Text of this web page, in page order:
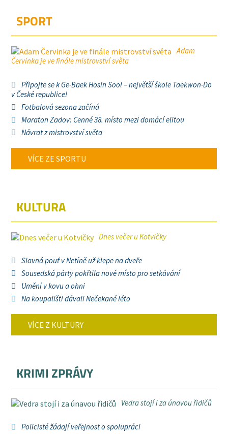
SPORT
Adam
Červinka je ve finále mistrovství světa
Připojte se k Ge-Baek Hosin Sool – největší škole Taekwon-Do
v České republice!
Fotbalová sezona začíná
Maraton Zadov: Cenné 38. místo mezi domácí elitou
Návrat z mistrovství světa
VÍCE ZE SPORTU
KULTURA
Dnes večer u Kotvičky
Slavná pouť v Netíně už klepe na dveře
Sousedská párty pokřtila nové místo pro setkávání
Umění v kovu a ohni
Na koupališti dávali Nečekané léto
VÍCE Z KULTURY
KRIMI ZPRÁVY
Vedra stojí i za únavou řidičů
Policisté žádají veřejnost o spolupráci